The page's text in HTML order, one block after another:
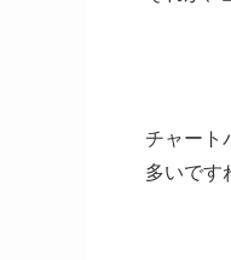
チャート
多いです